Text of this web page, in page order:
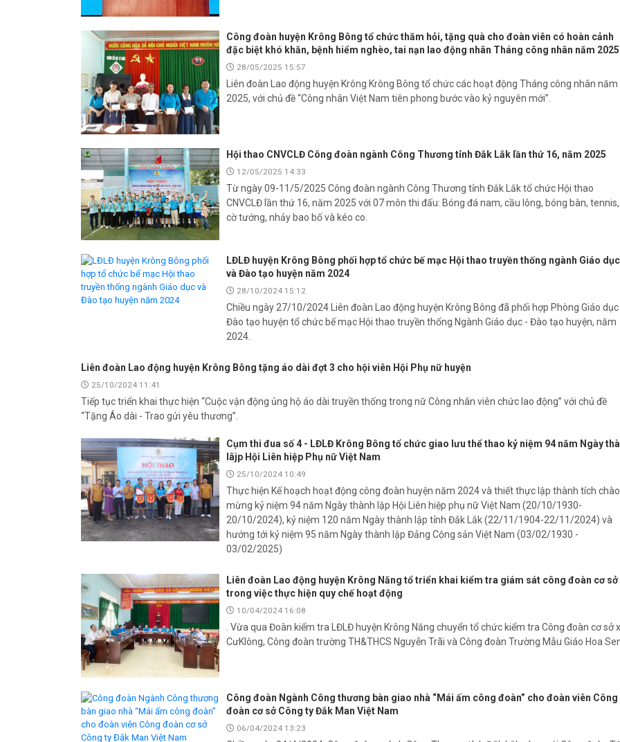
Công đoàn huyện Krông Bông tổ chức thăm hỏi, tặng quà cho đoàn viên có hoàn cảnh
đặc biệt khó khăn, bệnh hiểm nghèo, tai nạn lao động nhân Tháng công nhân năm 2025
28/05/2025 15:57
Liên đoàn Lao động huyện Krông Krông Bông tổ chức các hoạt động Tháng công nhân năm
2025, với chủ đề “Công nhân Việt Nam tiên phong bước vào kỷ nguyên mới”.
Hội thao CNVCLĐ Công đoàn ngành Công Thương tỉnh Đắk Lắk lần thứ 16, năm 2025
12/05/2025 14:33
Từ ngày 09-11/5/2025 Công đoàn ngành Công Thương tỉnh Đắk Lắk tổ chức Hội thao
CNVCLĐ lần thứ 16, năm 2025 với 07 môn thi đấu: Bóng đá nam, cầu lông, bóng bàn, tennis,
cờ tướng, nhảy bao bố và kéo co.
LĐLĐ huyện Krông Bông phối hợp tổ chức bế mạc Hội thao truyền thống ngành Giáo dục
và Đào tạo huyện năm 2024
28/10/2024 15:12
Chiều ngày 27/10/2024 Liên đoàn Lao động huyện Krông Bông đã phối hợp Phòng Giáo
Đào tạo huyện tổ chức bế mạc Hội thao truyền thống Ngành Giáo dục - Đào tạo huyện, năm
2024.
Liên đoàn Lao động huyện Krông Bông tặng áo dài đợt 3 cho hội viên Hội Phụ nữ huyện
25/10/2024 11:41
Tiếp tục triển khai thực hiện “Cuộc vận động ủng hộ áo dài truyền thống trong nữ Công nhân viên chức lao động” với chủ đề
“Tặng Áo dài - Trao gửi yêu thương”.
Cụm thi đua số 4 - LĐLĐ Krông Bông tổ chức giao lưu thể thao kỷ niệm 94 năm Ngày
lâjp Hội Liên hiệp Phụ nữ Việt Nam
25/10/2024 10:49
Thực hiện Kế hoạch hoạt động công đoàn huyện năm 2024 và thiết thực lập thành tích chào
mừng kỷ niệm 94 năm Ngày thành lập Hội Liên hiệp phụ nữ Việt Nam (20/10/1930-
20/10/2024), kỷ niệm 120 năm Ngày thành lập tỉnh Đắk Lắk (22/11/1904-22/11/2024) và
hướng tới kỷ niệm 95 năm Ngày thành lập Đảng Cộng sản Việt Nam (03/02/1930 -
03/02/2025)
Liên đoàn Lao động huyện Krông Năng tổ triển khai kiểm tra giám sát công đoàn cơ sở
trong việc thực hiện quy chế hoạt động
10/04/2024 16:08
. Vừa qua Đoàn kiểm tra LĐLĐ huyện Krông Năng chuyển tổ chức kiểm tra Công đoàn cơ sở
CưKlông, Công đoàn trường TH&THCS Nguyễn Trãi và Công đoàn Trường Mẫu Giáo Hoa
Công đoàn Ngành Công thương bàn giao nhà “Mái ấm công đoàn” cho đoàn viên Công
đoàn cơ sở Công ty Đắk Man Việt Nam
06/04/2024 13:23